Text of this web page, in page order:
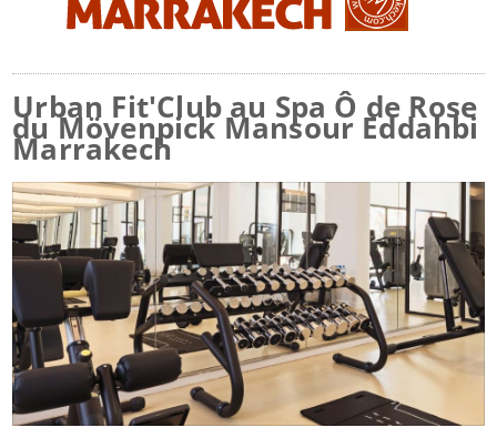
Urban Fit'Club au Spa Ô de Rose
du Mövenpick Mansour Eddahbi
Marrakech